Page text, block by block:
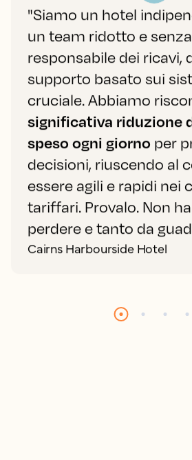
"Siamo un hotel
un team ridotto e
responsabile dei ricavi,
supporto basato sui
cruciale. Abbiamo
significativa riduzione
speso ogni giorno per
decisioni, riuscendo al
essere agili e rapidi nei
tariffari. Provalo. Non
perdere e tanto da
Cairns Harbourside Hotel